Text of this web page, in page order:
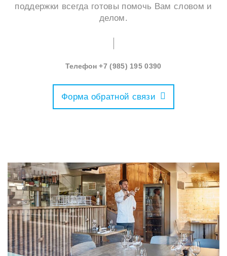
поддержки всегда готовы помочь Вам словом и
делом.
Телефон‭+7 (985) 195 0390‬
Форма обратной связи